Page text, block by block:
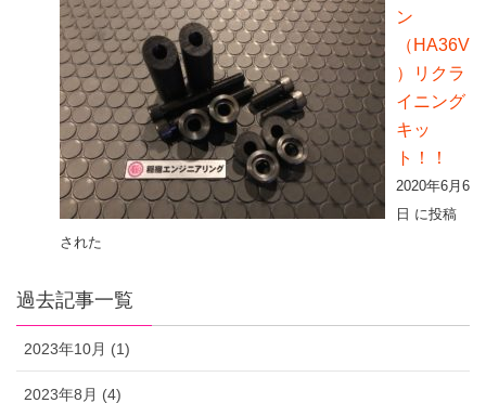
ン
（HA36V
）リクラ
イニング
キッ
ト！！
2020年6月6
日 に投稿
された
過去記事一覧
2023年10月 (1)
2023年8月 (4)